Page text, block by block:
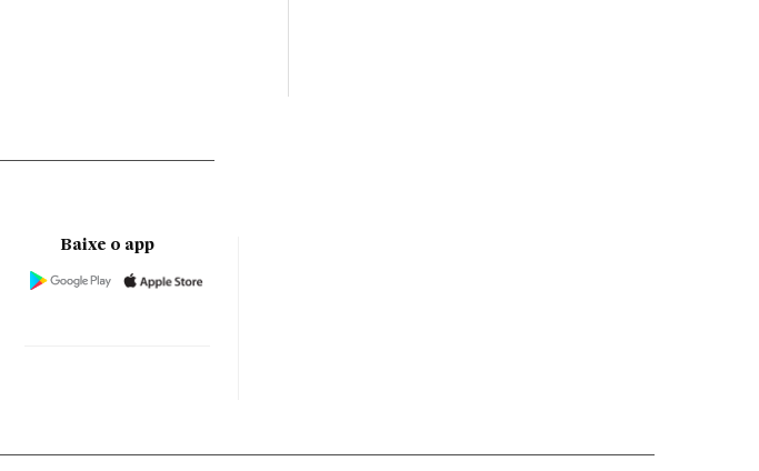
Baixe o app